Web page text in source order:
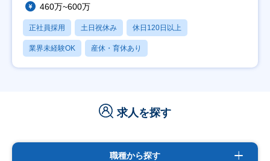
460万~600万
正社員採用 土日祝休み 休日120日以上
業界未経験OK 産休・育休あり
求人を探す
職種から探す